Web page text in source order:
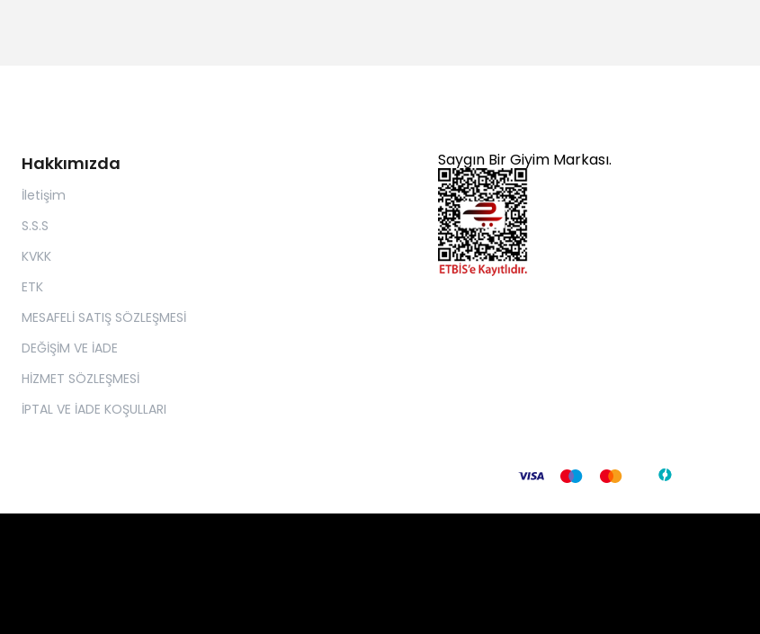
Hakkımızda
İletişim
S.S.S
KVKK
ETK
MESAFELİ SATIŞ SÖZLEŞMESİ
DEĞİŞİM VE İADE
HİZMET SÖZLEŞMESİ
İPTAL VE İADE KOŞULLARI
Saygın Bir Giyim Markası.